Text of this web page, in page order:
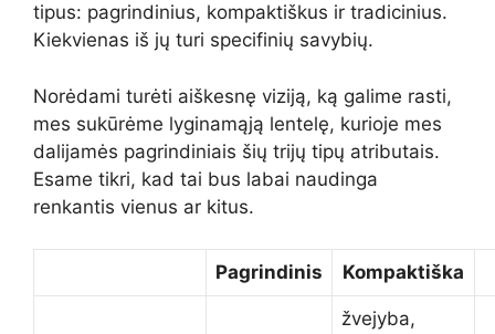
tipus: pagrindinius, kompaktiškus ir tradicinius.
Kiekvienas iš jų turi specifinių savybių.
Norėdami turėti aiškesnę viziją, ką galime rasti,
mes sukūrėme lyginamąją lentelę, kurioje mes
dalijamės pagrindiniais šių trijų tipų atributais.
Esame tikri, kad tai bus labai naudinga
renkantis vienus ar kitus.
Pagrindinis Kompaktiška
žvejyba,